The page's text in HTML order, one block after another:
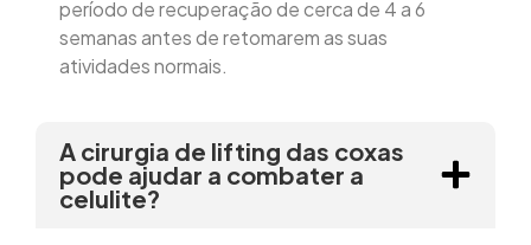
período de recuperação de cerca de 4 a 6
semanas antes de retomarem as suas
atividades normais.
A cirurgia de lifting das coxas
pode ajudar a combater a
celulite?